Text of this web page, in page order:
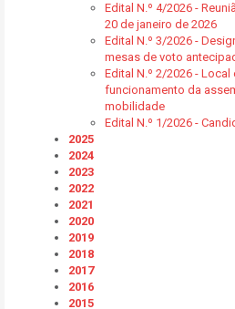
Edital N.º 4/2026 -
20 de janeiro de 2026
Edital N.º 3/2026 -
mesas de voto
Edital N.º 2/2026 - Local
funcionamento da
mobilidade
Edital N.º 1/2026 -
2025
2024
2023
2022
2021
2020
2019
2018
2017
2016
2015